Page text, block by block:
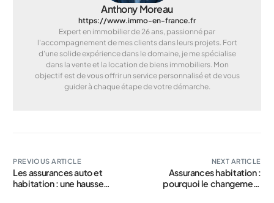
Anthony Moreau
https://www.immo-en-france.fr
Expert en immobilier de 26 ans, passionné par
l'accompagnement de mes clients dans leurs projets. Fort
d'une solide expérience dans le domaine, je me spécialise
dans la vente et la location de biens immobiliers. Mon
objectif est de vous offrir un service personnalisé et de vous
guider à chaque étape de votre démarche.
PREVIOUS ARTICLE
Les assurances auto et
habitation : une hausse
NEXT ARTICLE
Assurances habitation :
pourquoi le changement